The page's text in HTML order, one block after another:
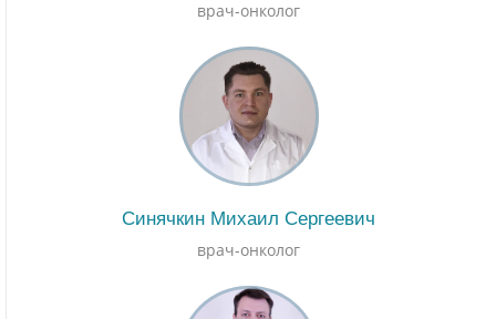
врач-онколог
Синячкин Михаил Сергеевич
врач-онколог